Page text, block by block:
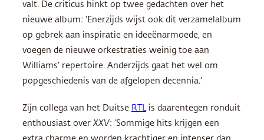
valt. De criticus hinkt op twee gedachten over het
nieuwe album: ‘Enerzijds wijst ook dit verzamelalbum
op gebrek aan inspiratie en ideeënarmoede, en
voegen de nieuwe orkestraties weinig toe aan
Williams’ repertoire. Anderzijds gaat het wel om
popgeschiedenis van de afgelopen decennia.’
Zijn collega van het Duitse RTLis daarentegen ronduit
enthousiast overXXV: ‘Sommige hits krijgen een